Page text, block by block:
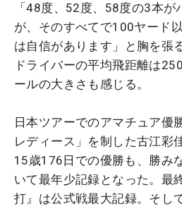
「48度、52度、58度の3本が
が、そのすべてで100ヤード
は自信があります」と胸を張
ドライバーの平均飛距離は
ールの大きさも感じる。
日本ツアーでのアマチュア優
レディース」を制した古江彩
15歳176日での優勝も、勝み
いて最年少記録となった。最
打』は公式戦最大記録。そし